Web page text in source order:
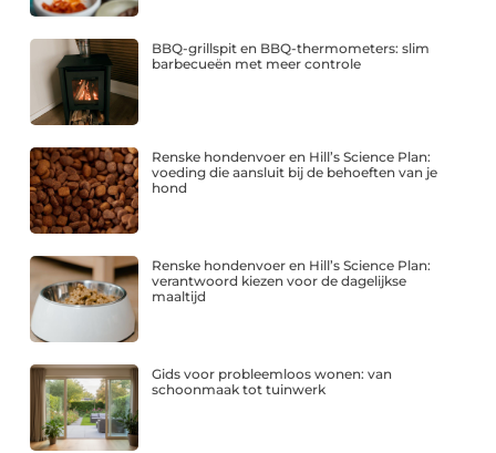
BBQ-grillspit en BBQ-thermometers: slim
barbecueën met meer controle
Renske hondenvoer en Hill’s Science Plan:
voeding die aansluit bij de behoeften van je
hond
Renske hondenvoer en Hill’s Science Plan:
verantwoord kiezen voor de dagelijkse
maaltijd
Gids voor probleemloos wonen: van
schoonmaak tot tuinwerk